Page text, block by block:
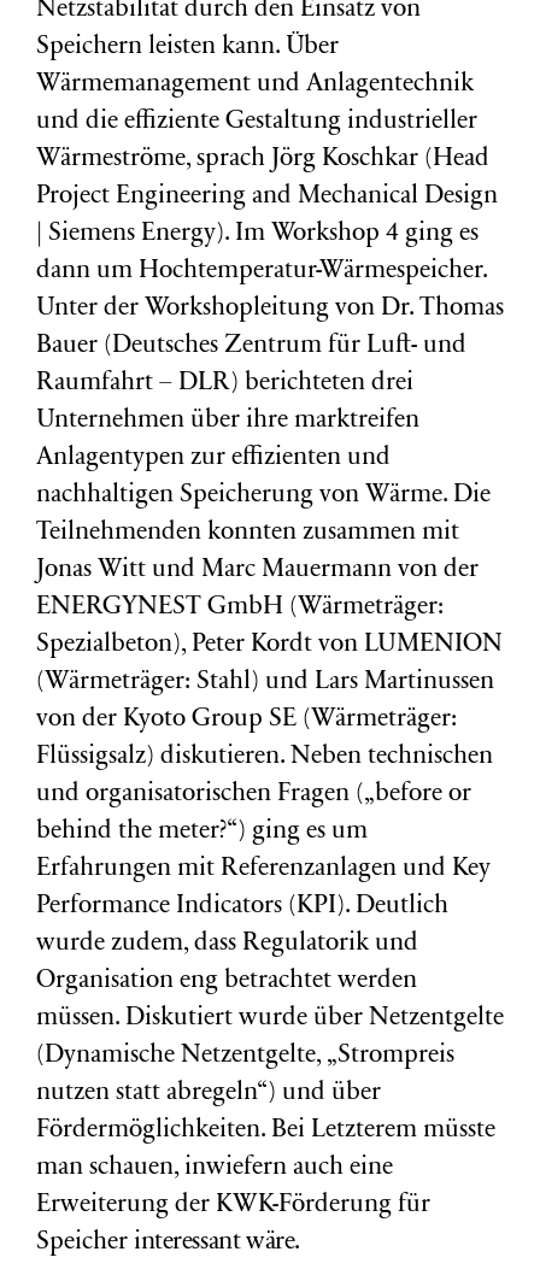
Netzstabilität durch den Einsatz von
Speichern leisten kann. Über
Wärmemanagement und Anlagentechnik
und die effiziente Gestaltung industrieller
Wärmeströme, sprach Jörg Koschkar (Head
Project Engineering and Mechanical Design
| Siemens Energy). Im Workshop 4 ging es
dann um Hochtemperatur-Wärmespeicher.
Unter der Workshopleitung von Dr. Thomas
Bauer (Deutsches Zentrum für Luft- und
Raumfahrt – DLR) berichteten drei
Unternehmen über ihre marktreifen
Anlagentypen zur effizienten und
nachhaltigen Speicherung von Wärme. Die
Teilnehmenden konnten zusammen mit
Jonas Witt und Marc Mauermann von der
ENERGYNEST GmbH (Wärmeträger:
Spezialbeton), Peter Kordt von LUMENION
(Wärmeträger: Stahl) und Lars Martinussen
von der Kyoto Group SE (Wärmeträger:
Flüssigsalz) diskutieren. Neben technischen
und organisatorischen Fragen („before or
behind the meter?“) ging es um
Erfahrungen mit Referenzanlagen und Key
Performance Indicators (KPI). Deutlich
wurde zudem, dass Regulatorik und
Organisation eng betrachtet werden
müssen. Diskutiert wurde über Netzentgelte
(Dynamische Netzentgelte, „Strompreis
nutzen statt abregeln“) und über
Fördermöglichkeiten. Bei Letzterem müsste
man schauen, inwiefern auch eine
Erweiterung der KWK-Förderung für
Speicher interessant wäre.